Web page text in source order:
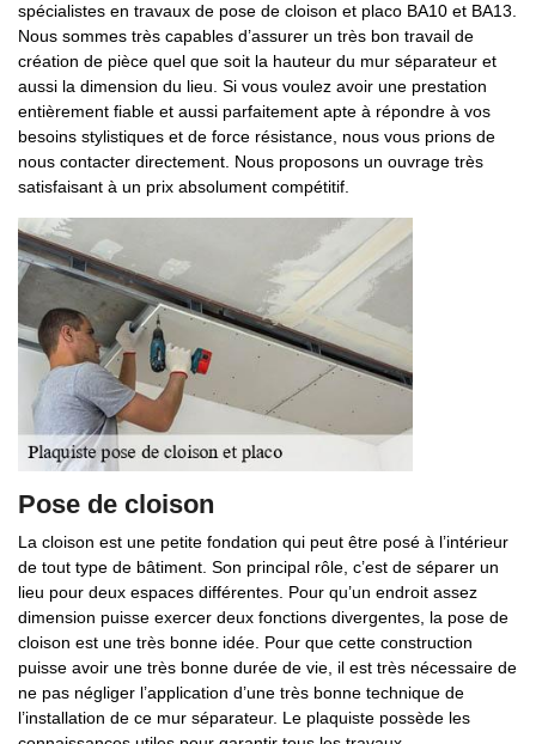
spécialistes en travaux de pose de cloison et placo BA10 et BA13.
Nous sommes très capables d’assurer un très bon travail de
création de pièce quel que soit la hauteur du mur séparateur et
aussi la dimension du lieu. Si vous voulez avoir une prestation
entièrement fiable et aussi parfaitement apte à répondre à vos
besoins stylistiques et de force résistance, nous vous prions de
nous contacter directement. Nous proposons un ouvrage très
satisfaisant à un prix absolument compétitif.
Pose de cloison
La cloison est une petite fondation qui peut être posé à l’intérieur
de tout type de bâtiment. Son principal rôle, c’est de séparer un
lieu pour deux espaces différentes. Pour qu’un endroit assez
dimension puisse exercer deux fonctions divergentes, la pose de
cloison est une très bonne idée. Pour que cette construction
puisse avoir une très bonne durée de vie, il est très nécessaire de
ne pas négliger l’application d’une très bonne technique de
l’installation de ce mur séparateur. Le plaquiste possède les